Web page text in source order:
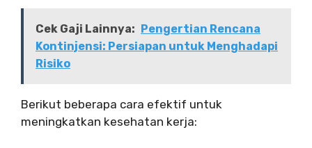
Cek Gaji Lainnya: Pengertian Rencana
Kontinjensi: Persiapan untuk Menghadapi
Risiko
Berikut beberapa cara efektif untuk
meningkatkan kesehatan kerja: